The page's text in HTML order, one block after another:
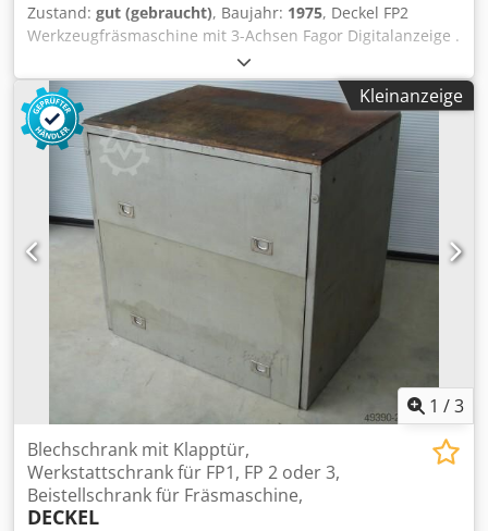
Zustand: gut (gebraucht), Baujahr: 1975, Deckel FP2
Werkzeugfräsmaschine mit 3-Achsen Fagor Digitalanzeige .
Maschine ist in einem guten Zustand , kommt aus
Ausbildungsabteilung. Universal Schwenk-Rundtisch, SK
40 Spindelaufnahme , Zubehör : div. Spannzangen und
Fräserdorne. Guter betriebsbereiter Zustand .Nach
Absprache unter Strom vorführbar. Cjdpfszruudox Apmorf
Kleinanzeige
1 /3
Blechschrank mit Klapptür,
Werkstattschrank für FP1, FP 2 oder 3,
Beistellschrank für Fräsmaschine,
DECKEL